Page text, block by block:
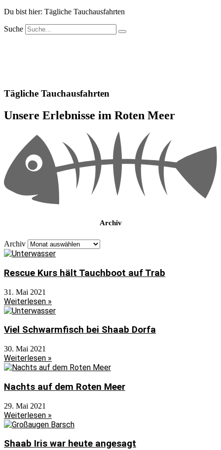
Du bist hier: Tägliche Tauchausfahrten
Suche
Tägliche Tauchausfahrten
Unsere Erlebnisse im Roten Meer
Archiv
Archiv
Rescue Kurs hält Tauchboot auf Trab
31. Mai 2021
Weiterlesen »
Viel Schwarmfisch bei Shaab Dorfa
30. Mai 2021
Weiterlesen »
Nachts auf dem Roten Meer
29. Mai 2021
Weiterlesen »
Shaab Iris war heute angesagt